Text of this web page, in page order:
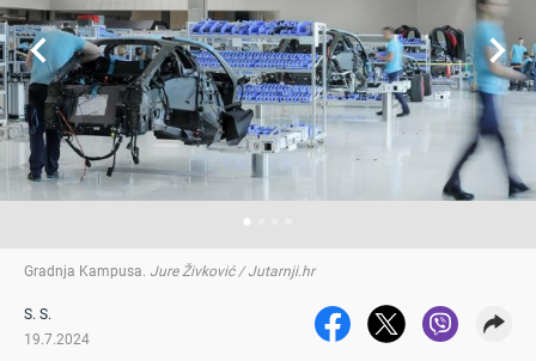
Gradnja Kampusa. Jure Živković / Jutarnji.hr
S. S.
19.7.2024